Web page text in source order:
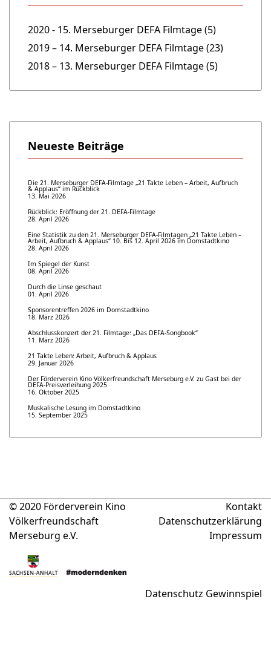
2020 - 15. Merseburger DEFA Filmtage (5)
2019 – 14. Merseburger DEFA Filmtage (23)
2018 – 13. Merseburger DEFA Filmtage (5)
Neueste Beiträge
Die 21. Merseburger DEFA-Filmtage „21 Takte Leben – Arbeit, Aufbruch
& Applaus“ im Rückblick
13. Mai 2026
Rückblick: Eröffnung der 21. DEFA-Filmtage
28. April 2026
Eine Statistik zu den 21. Merseburger DEFA-Filmtagen „21 Takte Leben –
Arbeit, Aufbruch & Applaus“ 10. Bis 12. April 2026 im Domstadtkino
28. April 2026
Im Spiegel der Kunst
08. April 2026
Durch die Linse geschaut
01. April 2026
Sponsorentreffen 2026 im Domstadtkino
18. März 2026
Abschlusskonzert der 21. Filmtage: „Das DEFA-Songbook“
11. März 2026
21 Takte Leben: Arbeit, Aufbruch & Applaus
29. Januar 2026
Der Förderverein Kino Völkerfreundschaft Merseburg e.V. zu Gast bei der
DEFA-Preisverleihung 2025
16. Oktober 2025
Muskalische Lesung im Domstadtkino
15. September 2025
© 2020 Förderverein Kino
Völkerfreundschaft
Merseburg e.V.
Kontakt
Datenschutzerklärung
Impressum
Datenschutz Gewinnspiel